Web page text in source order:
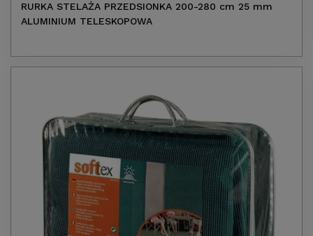
RURKA STELAŻA PRZEDSIONKA 200-280 cm 25 mm
ALUMINIUM TELESKOPOWA